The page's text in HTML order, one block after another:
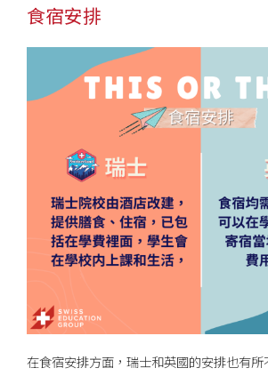
食宿安排
在食宿安排方面，瑞士和英國的安排也有所